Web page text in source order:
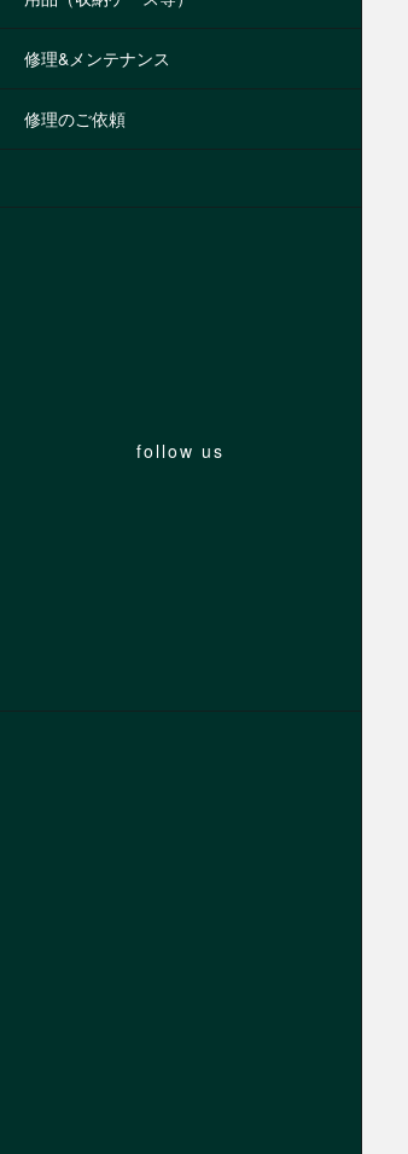
修理&メンテナンス
修理のご依頼
follow us